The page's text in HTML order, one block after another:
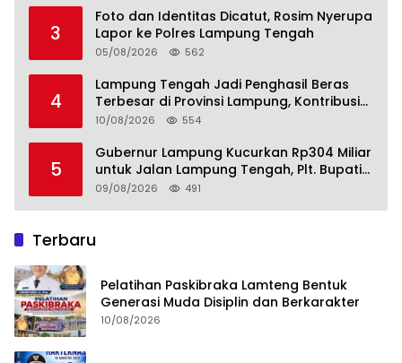
3
Foto dan Identitas Dicatut, Rosim Nyerupa
Lapor ke Polres Lampung Tengah
05/08/2026 562
4
Lampung Tengah Jadi Penghasil Beras
Terbesar di Provinsi Lampung, Kontribusi
Nyata untuk Swasembada Pangan
10/08/2026 554
5
Gubernur Lampung Kucurkan Rp304 Miliar
untuk Jalan Lampung Tengah, Plt. Bupati
Komang Koheri Apresiasi
09/08/2026 491
Terbaru
Pelatihan Paskibraka Lamteng Bentuk
Generasi Muda Disiplin dan Berkarakter
10/08/2026